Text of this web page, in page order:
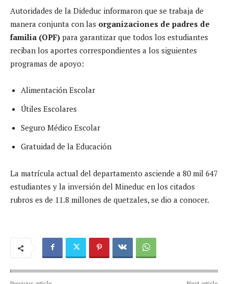
Autoridades de la Dideduc informaron que se trabaja de
manera conjunta con las organizaciones de padres de
familia (OPF) para garantizar que todos los estudiantes
reciban los aportes correspondientes a los siguientes
programas de apoyo:
Alimentación Escolar
Útiles Escolares
Seguro Médico Escolar
Gratuidad de la Educación
La matrícula actual del departamento asciende a 80 mil 647
estudiantes y la inversión del Mineduc en los citados
rubros es de 11.8 millones de quetzales, se dio a conocer.